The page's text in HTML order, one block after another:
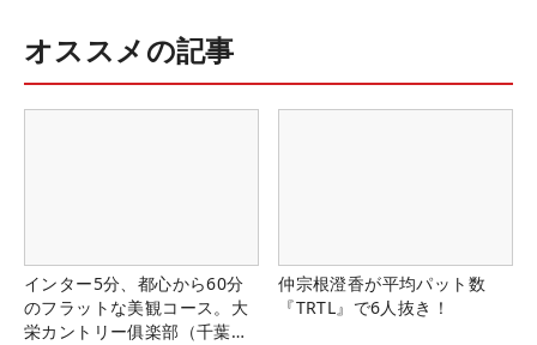
オススメの記事
インター5分、都心から60分
のフラットな美観コース。大
栄カントリー俱楽部（千葉
仲宗根澄香が平均パット数
『TRTL』で6人抜き！